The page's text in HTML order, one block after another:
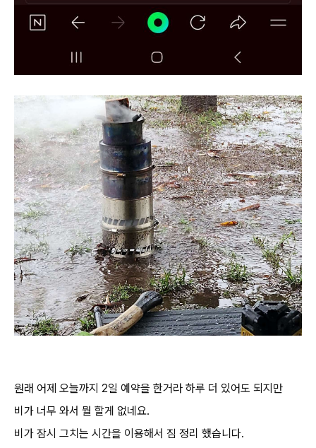
원래 어제 오늘까지 2일 예약을 한거라 하루 더 있어도 되지만
비가 너무 와서 뭘 할게 없네요.
비가 잠시 그치는 시간을 이용해서 짐 정리 했습니다.